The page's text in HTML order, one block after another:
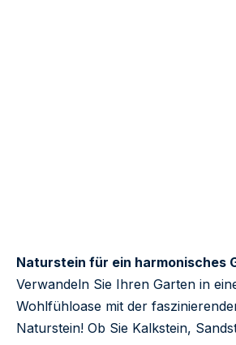
Naturstein für ein harmonisches
Verwandeln Sie Ihren Garten in
Wohlfühloase mit der
Naturstein! Ob Sie Kalkstein,